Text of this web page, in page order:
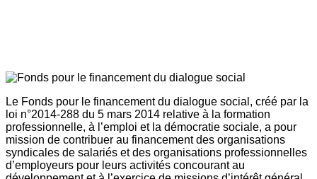
Le Fonds pour le financement du dialogue social, créé par la
loi n°2014-288 du 5 mars 2014 relative à la formation
professionnelle, à l’emploi et la démocratie sociale, a pour
mission de contribuer au financement des organisations
syndicales de salariés et des organisations professionnelles
d’employeurs pour leurs activités concourant au